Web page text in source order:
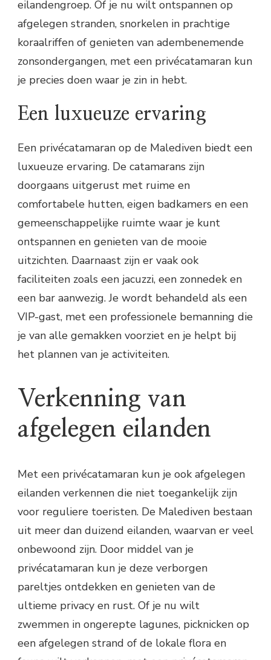
eilandengroep. Of je nu wilt ontspannen op
afgelegen stranden, snorkelen in prachtige
koraalriffen of genieten van adembenemende
zonsondergangen, met een privécatamaran kun
je precies doen waar je zin in hebt.
Een luxueuze ervaring
Een privécatamaran op de Malediven biedt een
luxueuze ervaring. De catamarans zijn
doorgaans uitgerust met ruime en
comfortabele hutten, eigen badkamers en een
gemeenschappelijke ruimte waar je kunt
ontspannen en genieten van de mooie
uitzichten. Daarnaast zijn er vaak ook
faciliteiten zoals een jacuzzi, een zonnedek en
een bar aanwezig. Je wordt behandeld als een
VIP-gast, met een professionele bemanning die
je van alle gemakken voorziet en je helpt bij
het plannen van je activiteiten.
Verkenning van
afgelegen eilanden
Met een privécatamaran kun je ook afgelegen
eilanden verkennen die niet toegankelijk zijn
voor reguliere toeristen. De Malediven bestaan
uit meer dan duizend eilanden, waarvan er veel
onbewoond zijn. Door middel van je
privécatamaran kun je deze verborgen
pareltjes ontdekken en genieten van de
ultieme privacy en rust. Of je nu wilt
zwemmen in ongerepte lagunes, picknicken op
een afgelegen strand of de lokale flora en